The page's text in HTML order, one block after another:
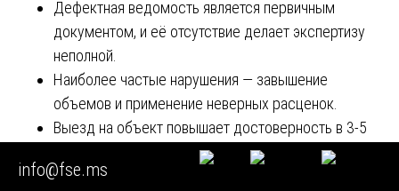
Дефектная ведомость является первичным
документом, и её отсутствие делает экспертизу
неполной.
Наиболее частые нарушения — завышение
объемов и применение неверных расценок.
Выезд на объект повышает достоверность в 3-5
Даже подписанные КС-2 могут быть оспорены с
info@fse.ms